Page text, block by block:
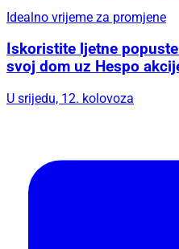
Idealno vrijeme za promjene
Iskoristite ljetne
svoj dom uz Hespo
U srijedu, 12. kolovoza